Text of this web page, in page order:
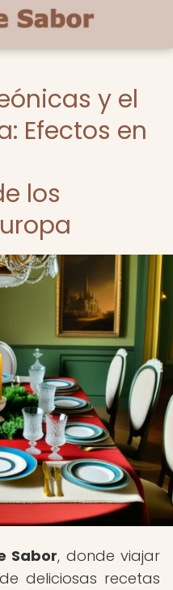
y el
Efectos en
los
Sabor, donde viajar
deliciosas recetas